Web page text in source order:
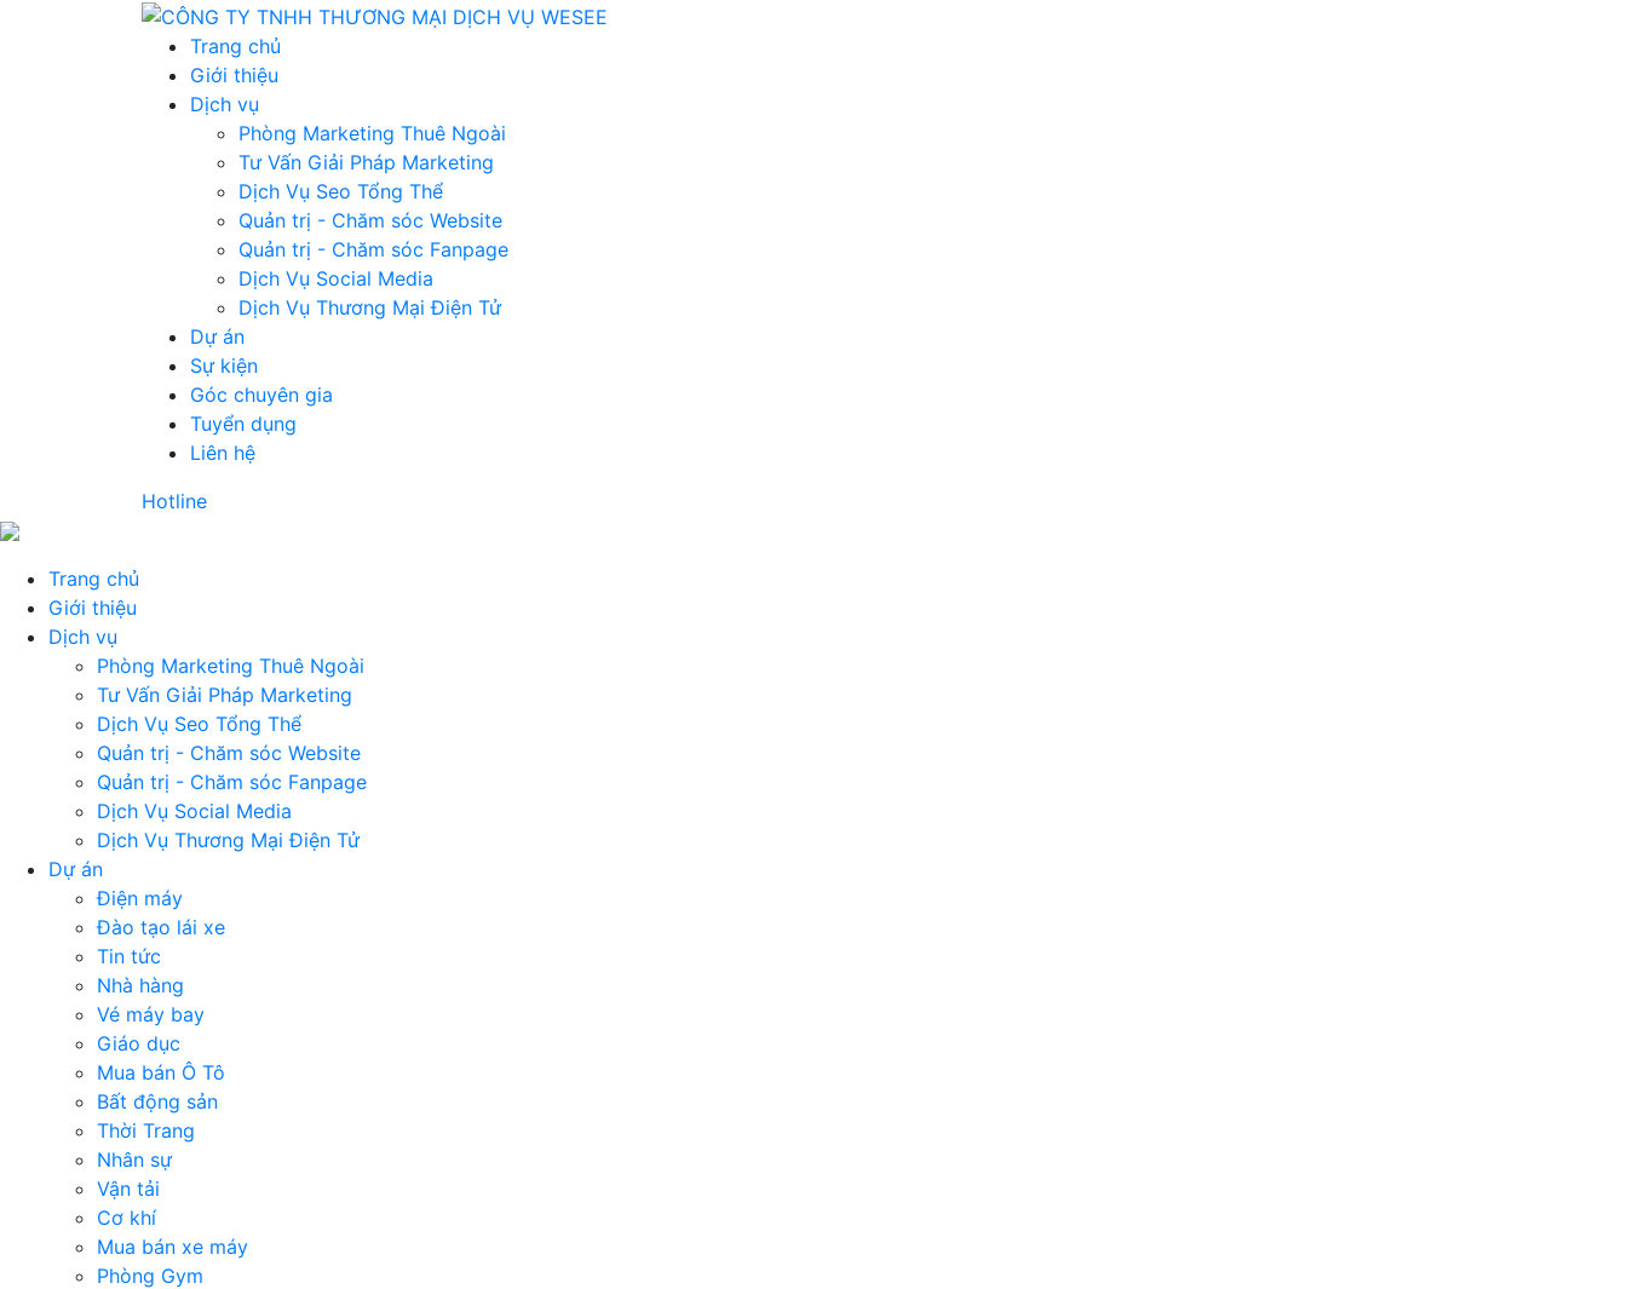
Trang chủ
Giới thiệu
Dịch vụ
Phòng Marketing Thuê Ngoài
Tư Vấn Giải Pháp Marketing
Dịch Vụ Seo Tổng Thể
Quản trị - Chăm sóc Website
Quản trị - Chăm sóc Fanpage
Dịch Vụ Social Media
Dịch Vụ Thương Mại Điện Tử
Dự án
Sự kiện
Góc chuyên gia
Tuyển dụng
Liên hệ
Hotline
Trang chủ
Giới thiệu
Dịch vụ
Phòng Marketing Thuê Ngoài
Tư Vấn Giải Pháp Marketing
Dịch Vụ Seo Tổng Thể
Quản trị - Chăm sóc Website
Quản trị - Chăm sóc Fanpage
Dịch Vụ Social Media
Dịch Vụ Thương Mại Điện Tử
Dự án
Điện máy
Đào tạo lái xe
Tin tức
Nhà hàng
Vé máy bay
Giáo dục
Mua bán Ô Tô
Bất động sản
Thời Trang
Nhân sự
Vận tải
Cơ khí
Mua bán xe máy
Phòng Gym